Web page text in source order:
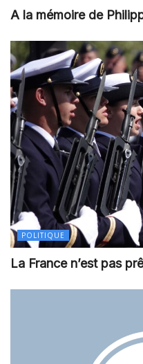
A la mémoire de
POLITIQUE
La France n’est pas